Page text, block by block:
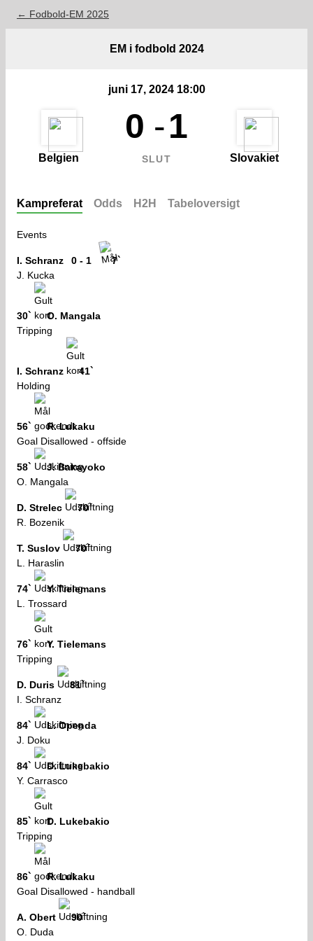
← Fodbold-EM 2025
Belgien Slovakiet
EM i fodbold 2024
juni 17, 2024 18:00
0 - 1
SLUT
Kampreferat Odds H2H Tabeloversigt
Events
I. Schranz 0 - 1
7`
J. Kucka
30`
O. Mangala
Tripping
I. Schranz
41`
Holding
56`
R. Lukaku
Goal Disallowed - offside
58`
J. Bakayoko
O. Mangala
D. Strelec
70`
R. Bozenik
T. Suslov
70`
L. Haraslin
74`
Y. Tielemans
L. Trossard
76`
Y. Tielemans
Tripping
D. Duris
81`
I. Schranz
84`
L. Openda
J. Doku
84`
D. Lukebakio
Y. Carrasco
85`
D. Lukebakio
Tripping
86`
R. Lukaku
Goal Disallowed - handball
A. Obert
90`
O. Duda